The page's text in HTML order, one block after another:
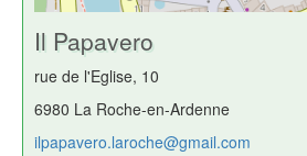
Il Papavero
rue de l'Eglise, 10
6980 La Roche-en-Ardenne
ilpapavero.laroche@gmail.com